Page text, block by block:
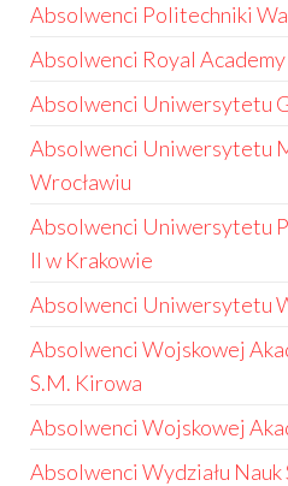
Absolwenci Politechniki
Absolwenci Royal
Absolwenci Uniwersytetu
Absolwenci Uniwersytetu
Wrocławiu
Absolwenci Uniwersytetu
II w Krakowie
Absolwenci Uniwersytetu
Absolwenci Wojskowej
S.M. Kirowa
Absolwenci Wojskowej
Absolwenci Wydziału Nauk